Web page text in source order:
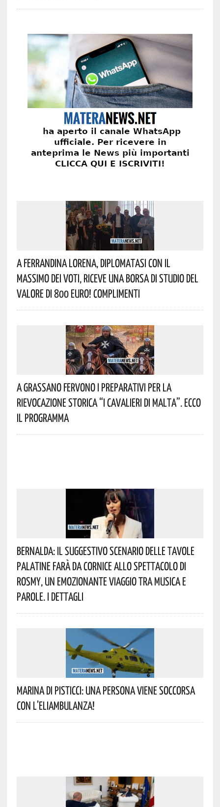
A Ferrandina Lorena, Diplomatasi Con Il
Massimo Dei Voti, Riceve Una Borsa Di Studio Del
Valore Di 800 Euro! Complimenti
A Grassano Fervono I Preparativi Per La
Rievocazione Storica “I CAVALIERI DI MALTA”. Ecco
Il Programma
Bernalda: Il Suggestivo Scenario Delle Tavole
Palatine Farà Da Cornice Allo Spettacolo Di
Rosmy, Un Emozionante Viaggio Tra Musica E
Parole. I Dettagli
Marina Di Pisticci: Una Persona Viene Soccorsa
Con L’eliambulanza!